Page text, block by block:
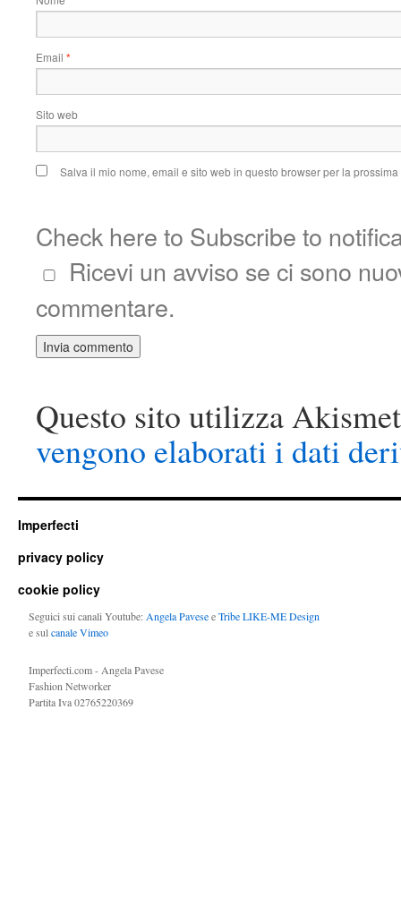
Email *
Sito web
Salva il mio nome, email e sito web in questo browser per la
Check here to Subscribe to
Ricevi un avviso se ci sono
commentare.
Questo sito utilizza
vengono elaborati i dati
Imperfecti
privacy policy
cookie policy
Seguici sui canali Youtube: Angela PaveseeTribe LIKE-ME Design
e sulcanale Vimeo
Imperfecti.com - Angela Pavese
Fashion Networker
Partita Iva 02765220369